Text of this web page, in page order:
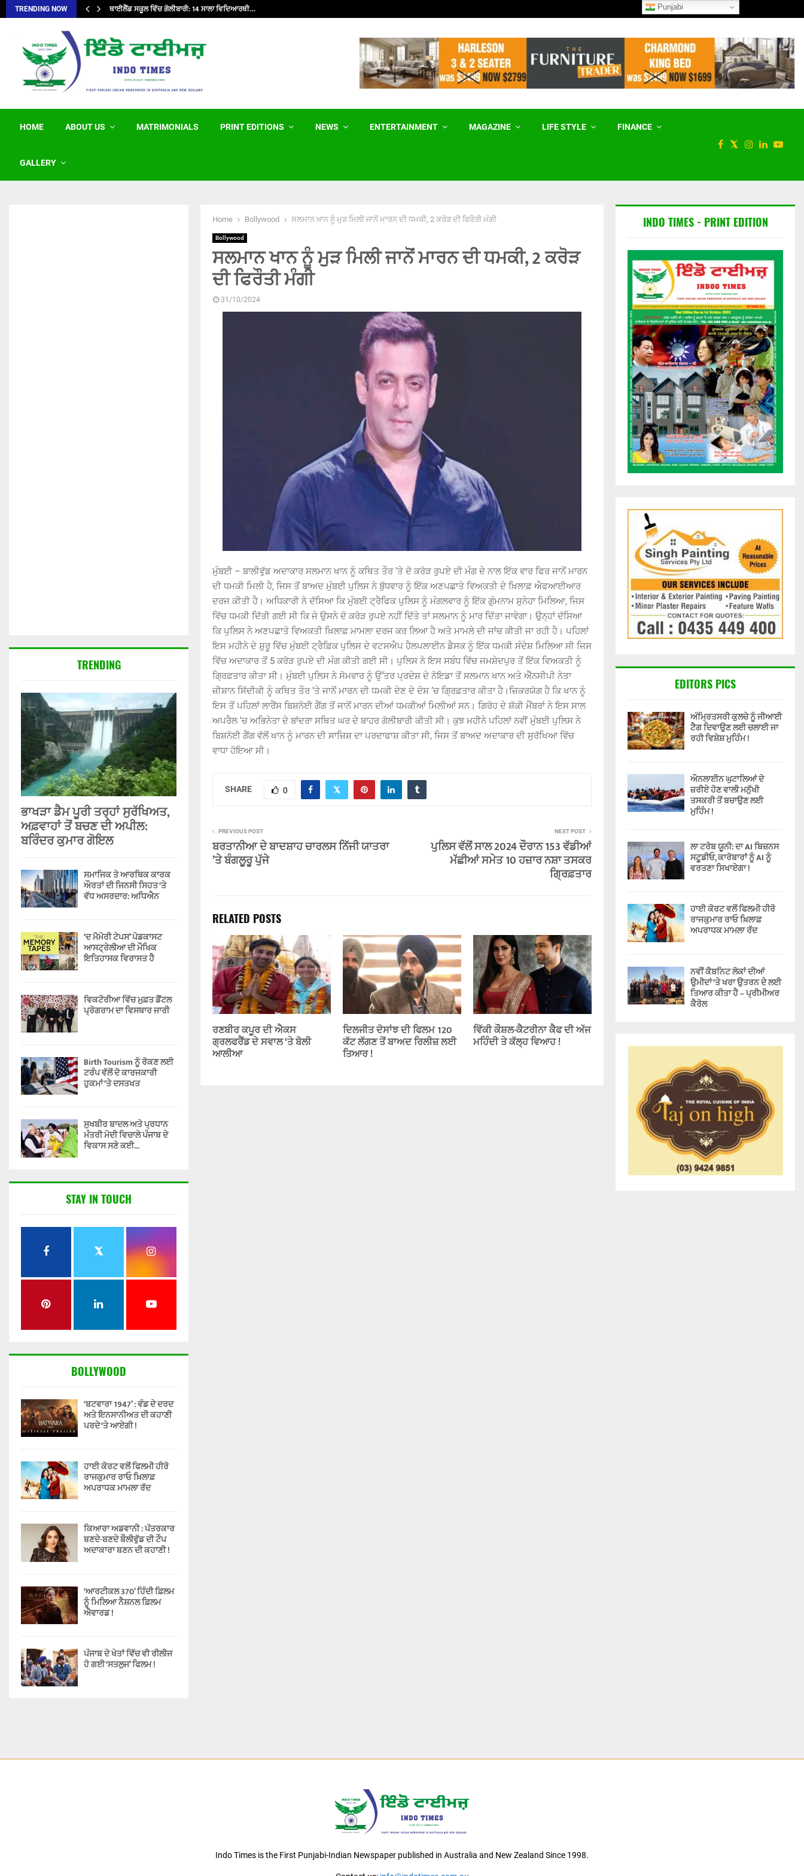
TRENDING NOW ਥਾਈਲੈਂਡ ਸਕੂਲ ਵਿੱਚ ਗੋਲੀਬਾਰੀ: 14 ਸਾਲਾ ਵਿਦਿਆਰਥੀ… ਮੇਟਾ ਨੂੰ ਅਮਰੀਕੀ ਅਦਾਲਤ ਨੇ 567
HOME ABOUT US MATRIMONIALS PRINT EDITIONS NEWS ENTERTAINMENT MAGAZINE LIFE STYLE FINANCE
GALLERY
Home Bollywood ਸਲਮਾਨ ਖਾਨ ਨੂੰ ਮੁੜ ਮਿਲੀ ਜਾਨੋਂ ਮਾਰਨ ਦੀ ਧਮਕੀ, 2 ਕਰੋੜ ਦੀ ਫਿਰੌਤੀ ਮੰਗੀ
Bollywood
ਸਲਮਾਨ ਖਾਨ ਨੂੰ ਮੁੜ ਮਿਲੀ ਜਾਨੋਂ ਮਾਰਨ ਦੀ ਧਮਕੀ, 2 ਕਰੋੜ
ਦੀ ਫਿਰੌਤੀ ਮੰਗੀ
31/10/2024
ਮੁੰਬਈ – ਬਾਲੀਵੁੱਡ ਅਦਾਕਾਰ ਸਲਮਾਨ ਖਾਨ ਨੂੰ ਕਥਿਤ ਤੌਰ ’ਤੇ ਦੋ ਕਰੋੜ ਰੁਪਏ ਦੀ ਮੰਗ ਦੇ ਨਾਲ ਇੱਕ ਵਾਰ ਫਿਰ ਜਾਨੋਂ ਮਾਰਨ
ਦੀ ਧਮਕੀ ਮਿਲੀ ਹੈ, ਜਿਸ ਤੋਂ ਬਾਅਦ ਮੁੰਬਈ ਪੁਲਿਸ ਨੇ ਬੁੱਧਵਾਰ ਨੂੰ ਇੱਕ ਅਣਪਛਾਤੇ ਵਿਅਕਤੀ ਦੇ ਖ਼ਿਲਾਫ਼ ਐਫਆਈਆਰ
ਦਰਜ ਕੀਤੀ ਹੈ। ਅਧਿਕਾਰੀ ਨੇ ਦੱਸਿਆ ਕਿ ਮੁੰਬਈ ਟ੍ਰੈਫਿਕ ਪੁਲਿਸ ਨੂੰ ਮੰਗਲਵਾਰ ਨੂੰ ਇੱਕ ਗੁੰਮਨਾਮ ਸੁਨੇਹਾ ਮਿਲਿਆ, ਜਿਸ
ਵਿੱਚ ਧਮਕੀ ਦਿੱਤੀ ਗਈ ਸੀ ਕਿ ਜੇ ਉਸਨੇ ਦੋ ਕਰੋੜ ਰੁਪਏ ਨਹੀਂ ਦਿੱਤੇ ਤਾਂ ਸਲਮਾਨ ਨੂੰ ਮਾਰ ਦਿੱਤਾ ਜਾਵੇਗਾ। ਉਨ੍ਹਾਂ ਦੱਸਿਆ
ਕਿ ਪੁਲਿਸ ਨੇ ਅਣਪਛਾਤੇ ਵਿਅਕਤੀ ਖ਼ਿਲਾਫ਼ ਮਾਮਲਾ ਦਰਜ ਕਰ ਲਿਆ ਹੈ ਅਤੇ ਮਾਮਲੇ ਦੀ ਜਾਂਚ ਕੀਤੀ ਜਾ ਰਹੀ ਹੈ। ਪਹਿਲਾਂ
ਇਸ ਮਹੀਨੇ ਦੇ ਸ਼ੁਰੂ ਵਿੱਚ ਮੁੰਬਈ ਟ੍ਰੈਫ਼ਿਕ ਪੁਲਿਸ ਦੇ ਵਟਸਐਪ ਹੈਲਪਲਾਈਨ ਡੈਸਕ ਨੂੰ ਇੱਕ ਧਮਕੀ ਸੰਦੇਸ਼ ਮਿਲਿਆ ਸੀ ਜਿਸ
ਵਿੱਚ ਅਦਾਕਾਰ ਤੋਂ 5 ਕਰੋੜ ਰੁਪਏ ਦੀ ਮੰਗ ਕੀਤੀ ਗਈ ਸੀ। ਪੁਲਿਸ ਨੇ ਇਸ ਸਬੰਧ ਵਿੱਚ ਜਮਸ਼ੇਦਪੁਰ ਤੋਂ ਇੱਕ ਵਿਅਕਤੀ ਨੂੰ
ਗਿ੍ਰਫ਼ਤਾਰ ਕੀਤਾ ਸੀ। ਮੁੰਬਈ ਪੁਲਿਸ ਨੇ ਸੋਮਵਾਰ ਨੂੰ ਉੱਤਰ ਪ੍ਰਦੇਸ਼ ਦੇ ਨੋਇਡਾ ਤੋਂ ਸਲਮਾਨ ਖਾਨ ਅਤੇ ਐੱਨਸੀਪੀ ਨੇਤਾ
ਜ਼ੀਸ਼ਾਨ ਸਿੱਦੀਕੀ ਨੂੰ ਕਥਿਤ ਤੌਰ ’ਤੇ ਜਾਨੋਂ ਮਾਰਨ ਦੀ ਧਮਕੀ ਦੇਣ ਦੇ ਦੋਸ਼ ’ਚ ਗਿ੍ਰਫ਼ਤਾਰ ਕੀਤਾ ਹੈ।ਜ਼ਿਕਰਯੋਗ ਹੈ ਕਿ ਖਾਨ ਨੂੰ
ਇਸ ਤੋਂ ਪਹਿਲਾਂ ਲਾਰੈਂਸ ਬਿਸ਼ਨੋਈ ਗੈਂਗ ਤੋਂ ਜਾਨੋਂ ਮਾਰਨ ਦੀਆਂ ਧਮਕੀਆਂ ਮਿਲੀਆਂ ਸਨ। ਗਿਰੋਹ ਦੇ ਸ਼ੱਕੀ ਮੈਂਬਰਾਂ ਨੇ ਇਸ ਸਾਲ
ਅਪਰੈਲ ’ਚ ਅਭਿਨੇਤਾ ਦੇ ਬਾਂਦਰਾ ਸਥਿਤ ਘਰ ਦੇ ਬਾਹਰ ਗੋਲੀਬਾਰੀ ਕੀਤੀ ਸੀ। ਕੁਝ ਮਹੀਨੇ ਪਹਿਲਾਂ ਨਵੀਂ ਮੁੰਬਈ ਪੁਲਿਸ ਨੇ
ਬਿਸ਼ਨੋਈ ਗੈਂਗ ਵੱਲੋਂ ਖਾਨ ਨੂੰ ਮਾਰਨ ਦੀ ਸਾਜ਼ਿਸ਼ ਦਾ ਪਰਦਾਫਾਸ਼ ਕੀਤਾ ਸੀ, ਜਿਸ ਤੋਂ ਬਾਅਦ ਅਦਾਕਾਰ ਦੀ ਸੁਰੱਖਿਆ ਵਿੱਚ
ਵਾਧਾ ਹੋਇਆ ਸੀ।
SHARE 0
PREVIOUS POST
ਬਰਤਾਨੀਆ ਦੇ ਬਾਦਸ਼ਾਹ ਚਾਰਲਸ ਨਿੱਜੀ ਯਾਤਰਾ
’ਤੇ ਬੰਗਲੂਰੂ ਪੁੱਜੇ
NEXT POST
ਪੁਲਿਸ ਵੱਲੋਂ ਸਾਲ 2024 ਦੌਰਾਨ 153 ਵੱਡੀਆਂ
ਮੱਛੀਆਂ ਸਮੇਤ 10 ਹਜ਼ਾਰ ਨਸ਼ਾ ਤਸਕਰ
ਗ੍ਰਿਫ਼ਤਾਰ
RELATED POSTS
ਰਣਬੀਰ ਕਪੂਰ ਦੀ ਐਕਸ
ਗ੍ਰਲਫਰੈਂਡ ਦੇ ਸਵਾਲ ‘ਤੇ ਬੋਲੀ
ਆਲੀਆ
ਦਿਲਜੀਤ ਦੋਸਾਂਝ ਦੀ ਫਿਲਮ 120
ਕੱਟ ਲੱਗਣ ਤੋਂ ਬਾਅਦ ਰਿਲੀਜ਼ ਲਈ
ਤਿਆਰ !
ਵਿੱਕੀ ਕੌਸ਼ਲ-ਕੈਟਰੀਨਾ ਕੈਫ ਦੀ ਅੱਜ
ਮਹਿੰਦੀ ਤੇ ਕੱਲ੍ਹ ਵਿਆਹ !
TRENDING
ਭਾਖੜਾ ਡੈਮ ਪੂਰੀ ਤਰ੍ਹਾਂ ਸੁਰੱਖਿਅਤ,
ਅਫ਼ਵਾਹਾਂ ਤੋਂ ਬਚਣ ਦੀ ਅਪੀਲ:
ਬਰਿੰਦਰ ਕੁਮਾਰ ਗੋਇਲ
ਸਮਾਜਿਕ ਤੇ ਆਰਥਿਕ ਕਾਰਕ
ਔਰਤਾਂ ਦੀ ਜਿਨਸੀ ਸਿਹਤ ‘ਤੇ
ਵੱਧ ਅਸਰਦਾਰ: ਅਧਿਐਨ
‘ਦ ਮੈਮੋਰੀ ਟੇਪਸ’ ਪੋਡਕਾਸਟ
ਆਸਟ੍ਰੇਲੀਆ ਦੀ ਮੌਖਿਕ
ਇਤਿਹਾਸਕ ਵਿਰਾਸਤ ਹੈ
ਵਿਕਟੋਰੀਆ ਵਿੱਚ ਮੁਫ਼ਤ ਡੈਂਟਲ
ਪ੍ਰੋਗਰਾਮ ਦਾ ਵਿਸਥਾਰ ਜਾਰੀ
Birth Tourism ਨੂੰ ਰੋਕਣ ਲਈ
ਟਰੰਪ ਵੱਲੋਂ ਦੋ ਕਾਰਜਕਾਰੀ
ਹੁਕਮਾਂ ‘ਤੇ ਦਸਤਖਤ
ਸੁਖਬੀਰ ਬਾਦਲ ਅਤੇ ਪ੍ਰਧਾਨ
ਮੰਤਰੀ ਮੋਦੀ ਵਿਚਾਲੇ ਪੰਜਾਬ ਦੇ
ਵਿਕਾਸ ਸਣੇ ਕਈ...
STAY IN TOUCH
BOLLYWOOD
‘ਬਟਵਾਰਾ 1947’ : ਵੰਡ ਦੇ ਦਰਦ
ਅਤੇ ਇਨਸਾਨੀਅਤ ਦੀ ਕਹਾਣੀ
ਪਰਦੇ ‘ਤੇ ਆਏਗੀ !
ਹਾਈ ਕੋਰਟ ਵਲੋਂ ਫਿਲਮੀ ਹੀਰੋ
ਰਾਜਕੁਮਾਰ ਰਾਓ ਖ਼ਿਲਾਫ਼
ਅਪਰਾਧਕ ਮਾਮਲਾ ਰੱਦ
ਕਿਆਰਾ ਅਡਵਾਨੀ : ਪੱਤਰਕਾਰ
ਬਣਦੇ-ਬਣਦੇ ਬੌਲੀਵੁੱਡ ਦੀ ਟੌਪ
ਅਦਾਕਾਰਾ ਬਣਨ ਦੀ ਕਹਾਣੀ !
‘ਆਰਟੀਕਲ 370’ ਹਿੰਦੀ ਫ਼ਿਲਮ
ਨੂੰ ਮਿਲਿਆ ਨੈਸ਼ਨਲ ਫ਼ਿਲਮ
ਐਵਾਰਡ !
ਪੰਜਾਬ ਦੇ ਖੇਤਾਂ ਵਿੱਚ ਵੀ ਰੀਲੀਜ
ਹੋ ਗਈ ‘ਸਤਲੁਜ’ ਫਿਲਮ !
INDO TIMES - PRINT EDITION
EDITORS PICS
ਅੰਮ੍ਰਿਤਸਰੀ ਕੁਲਚੇ ਨੂੰ ਜੀਆਈ
ਟੈਗ ਦਿਵਾਉਣ ਲਈ ਚਲਾਈ ਜਾ
ਰਹੀ ਵਿਸ਼ੇਸ਼ ਮੁਹਿੰਮ !
ਔਨਲਾਈਨ ਘੁਟਾਲਿਆਂ ਦੇ
ਜ਼ਰੀਏ ਹੋਣ ਵਾਲੀ ਮਨੁੱਖੀ
ਤਸਕਰੀ ਤੋਂ ਬਚਾਉਣ ਲਈ
ਮੁਹਿੰਮ !
ਲਾ ਟਰੋਬ ਯੂਨੀ: ਦਾ AI ਬਿਜ਼ਨਸ
ਸਟੂਡੀਓ, ਕਾਰੋਬਾਰਾਂ ਨੂੰ AI ਨੂੰ
ਵਰਤਣਾ ਸਿਖਾਏਗਾ !
ਹਾਈ ਕੋਰਟ ਵਲੋਂ ਫਿਲਮੀ ਹੀਰੋ
ਰਾਜਕੁਮਾਰ ਰਾਓ ਖ਼ਿਲਾਫ਼
ਅਪਰਾਧਕ ਮਾਮਲਾ ਰੱਦ
ਨਵੀਂ ਕੈਬਨਿਟ ਲੋਕਾਂ ਦੀਆਂ
ਉਮੀਦਾਂ ‘ਤੇ ਖਰਾ ਉਤਰਨ ਦੇ ਲਈ
ਤਿਆਰ ਕੀਤਾ ਹੈ – ਪ੍ਰੀਮੀਅਰ
ਕੈਰੋਲ
Indo Times is the First Punjabi-Indian Newspaper published in Australia and New Zealand Since 1998.
Punjabi